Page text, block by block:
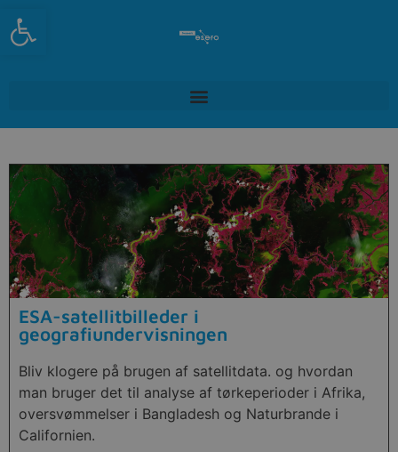
Open toolbar
ESA-satellitbilleder i
geografiundervisningen
Bliv klogere på brugen af satellitdata. og hvordan
man bruger det til analyse af tørkeperioder i Afrika,
oversvømmelser i Bangladesh og Naturbrande i
Californien.